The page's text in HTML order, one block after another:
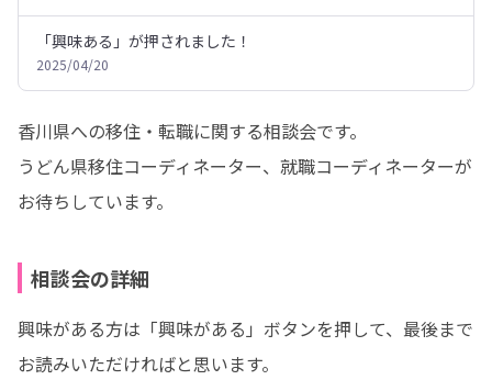
「興味ある」が押されました！
2025/04/20
香川県への移住・転職に関する相談会です。
うどん県移住コーディネーター、就職コーディネーターが
お待ちしています。
相談会の詳細
興味がある方は「興味がある」ボタンを押して、最後まで
お読みいただければと思います。